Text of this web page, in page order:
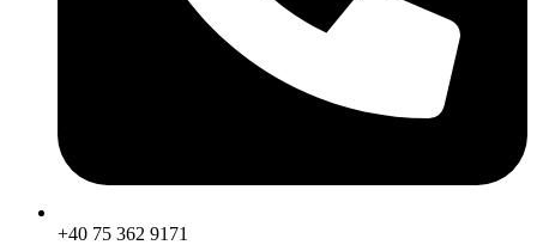
+40 75 362 9171